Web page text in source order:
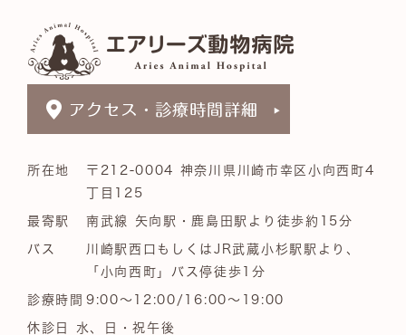
所在地
〒212-0004 神奈川県川崎市幸区小向西町4
丁目125
最寄駅 南武線 矢向駅・鹿島田駅より徒歩約15分
バス
川崎駅西口もしくはJR武蔵小杉駅駅より、
「小向西町」バス停徒歩1分
診療時間 9:00～12:00/16:00～19:00
休診日 水、日・祝午後